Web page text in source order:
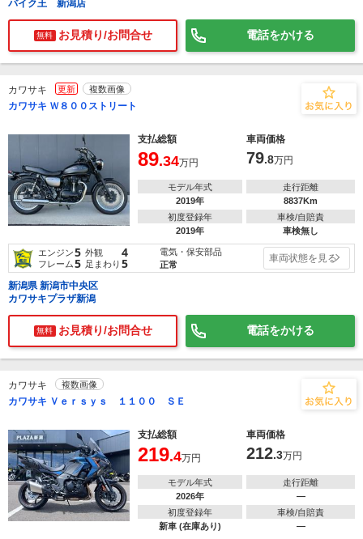
バイク王 新潟店
無料 お見積り/お問合せ 電話をかける
カワサキ 更新 複数画像
カワサキ Ｗ８００ストリート
支払総額 車両価格
89.34万円 79.8万円
モデル年式
2019年
走行距離
8837Km
初度登録年
2019年
車検/自賠責
車検無し
エンジン5 外観 4
フレーム5 足まわり 5
電気・保安部品
正常
車両状態を見る
新潟県 新潟市中央区
カワサキプラザ新潟
無料 お見積り/お問合せ 電話をかける
カワサキ 複数画像
カワサキ Ｖｅｒｓｙｓ １１００ ＳＥ
支払総額 車両価格
219.4万円 212.3万円
モデル年式
2026年
走行距離
―
初度登録年
新車 (在庫あり)
車検/自賠責
―